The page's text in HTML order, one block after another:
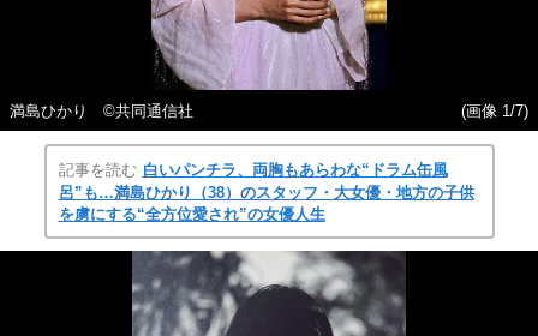
満島ひかり ©共同通信社 (画像 1/7)
記事を読む 白いパンチラ、両胸もあらわな“ドラム缶風
呂”も…満島ひかり（38）のスタッフ・大女優・地方の子供
を虜にする“全方位愛され”の女優人生